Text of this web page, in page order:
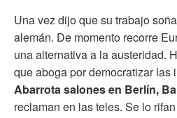
Una vez dijo que su trabajo
alemán. De momento recorre
una alternativa a la austeridad.
que aboga por democratizar las
Abarrota salones en Berlín,
reclaman en las teles. Se lo